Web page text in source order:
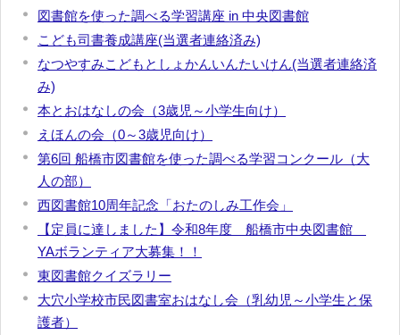
図書館を使った調べる学習講座 in 中央図書館
こども司書養成講座(当選者連絡済み)
なつやすみこどもとしょかんいんたいけん(当選者連絡済
み)
本とおはなしの会（3歳児～小学生向け）
えほんの会（0～3歳児向け）
第6回 船橋市図書館を使った調べる学習コンクール（大
人の部）
西図書館10周年記念「おたのしみ工作会」
【定員に達しました】令和8年度 船橋市中央図書館
YAボランティア大募集！！
東図書館クイズラリー
大穴小学校市民図書室おはなし会（乳幼児～小学生と保
護者）